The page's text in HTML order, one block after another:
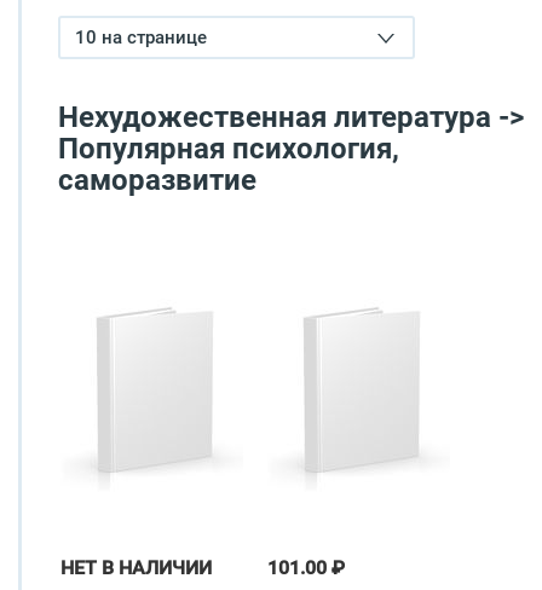
10 на странице
Нехудожественная литература ->
Популярная психология,
саморазвитие
НЕТ В НАЛИЧИИ 101.00 ₽